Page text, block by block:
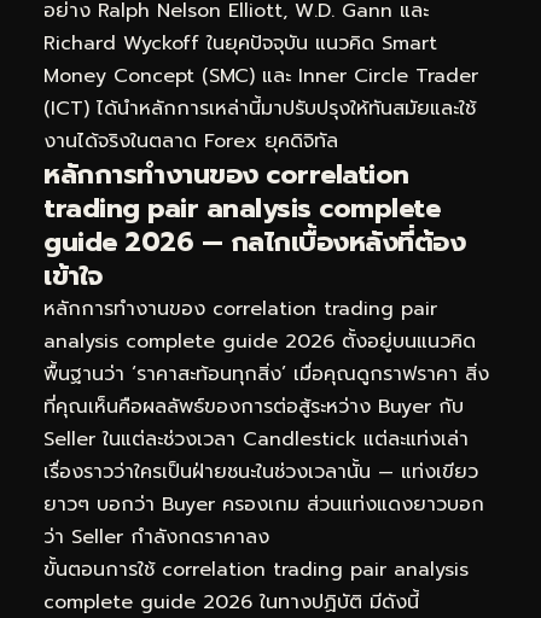
อย่าง Ralph Nelson Elliott, W.D. Gann และ
Richard Wyckoff ในยุคปัจจุบัน แนวคิด Smart
Money Concept (SMC) และ Inner Circle Trader
(ICT) ได้นำหลักการเหล่านี้มาปรับปรุงให้ทันสมัยและใช้
งานได้จริงในตลาด Forex ยุคดิจิทัล
หลักการทำงานของ correlation
trading pair analysis complete
guide 2026 — กลไกเบื้องหลังที่ต้อง
เข้าใจ
หลักการทำงานของ correlation trading pair
analysis complete guide 2026 ตั้งอยู่บนแนวคิด
พื้นฐานว่า ‘ราคาสะท้อนทุกสิ่ง’ เมื่อคุณดูกราฟราคา สิ่ง
ที่คุณเห็นคือผลลัพธ์ของการต่อสู้ระหว่าง Buyer กับ
Seller ในแต่ละช่วงเวลา Candlestick แต่ละแท่งเล่า
เรื่องราวว่าใครเป็นฝ่ายชนะในช่วงเวลานั้น — แท่งเขียว
ยาวๆ บอกว่า Buyer ครองเกม ส่วนแท่งแดงยาวบอก
ว่า Seller กำลังกดราคาลง
ขั้นตอนการใช้ correlation trading pair analysis
complete guide 2026 ในทางปฏิบัติ มีดังนี้